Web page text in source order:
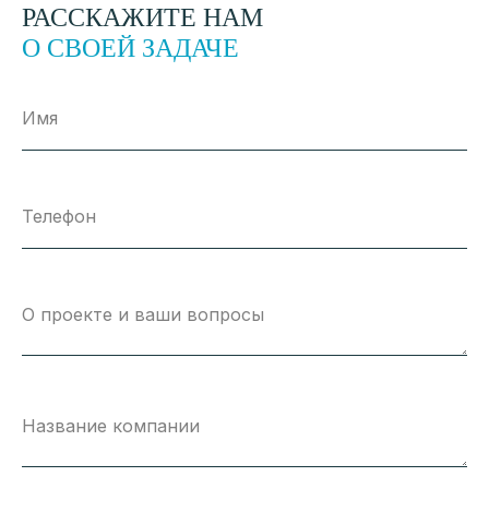
РАССКАЖИТЕ НАМ
О СВОЕЙ ЗАДАЧЕ
Имя
Телефон
О проекте и ваши вопросы
Название компании